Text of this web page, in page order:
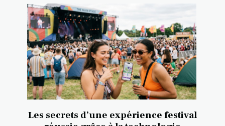
Les secrets d’une expérience festival